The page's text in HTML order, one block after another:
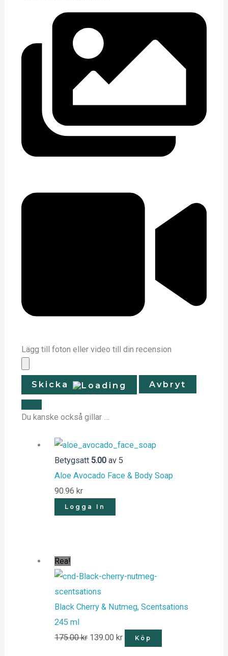
Lägg till foton eller video till din recension
Skicka Avbryt
Du kanske också gillar …
Betygsatt5.00 av 5
Aloe Avocado Face & Body Soap
90.96 kr
Logga In
Rea!
Black Cherry & Nutmeg, Scentsations
245 ml
175.00kr 139.00 kr Köp